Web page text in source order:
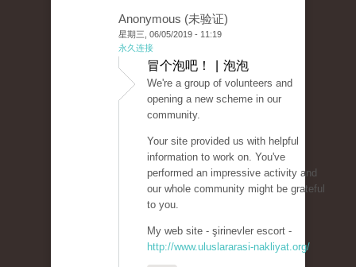
Anonymous (未验证)
星期三, 06/05/2019 - 11:19
永久连接
冒个泡吧！ | 泡泡
We're a group of volunteers and
opening a new scheme in our
community.
Your site provided us with helpful
information to work on. You've
performed an impressive activity and
our whole community might be grateful
to you.
My web site - şirinevler escort -
http://www.uluslararasi-nakliyat.org/